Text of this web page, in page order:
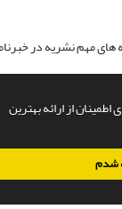
از ارائه بهترین
شدم
های مهم نشریه در
طراحی و پیاده سازی